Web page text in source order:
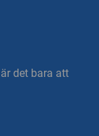
det bara att